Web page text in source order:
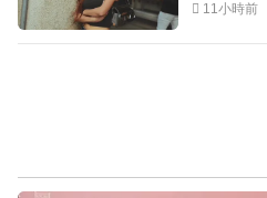
11小時前